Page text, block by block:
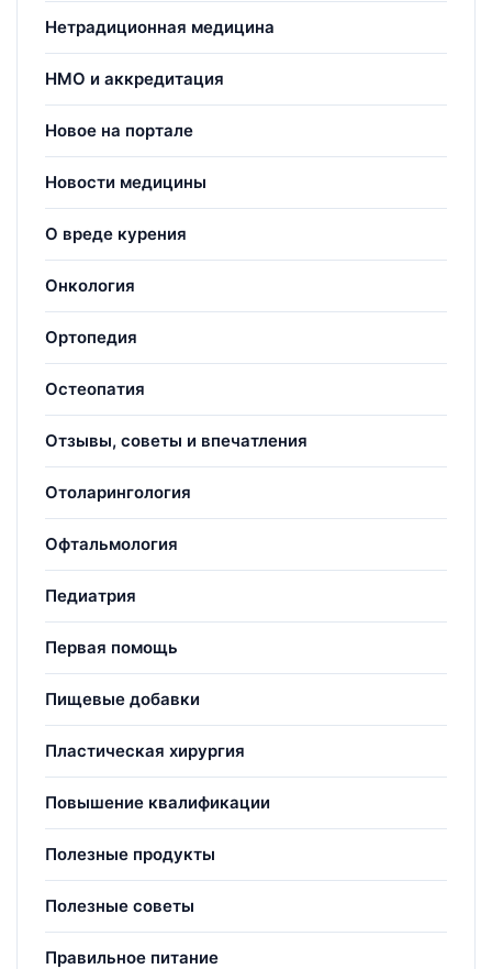
Нетрадиционная медицина
НМО и аккредитация
Новое на портале
Новости медицины
О вреде курения
Онкология
Ортопедия
Остеопатия
Отзывы, советы и впечатления
Отоларингология
Офтальмология
Педиатрия
Первая помощь
Пищевые добавки
Пластическая хирургия
Повышение квалификации
Полезные продукты
Полезные советы
Правильное питание